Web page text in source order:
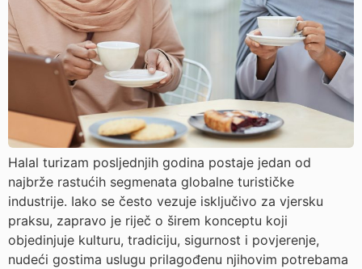
Halal turizam posljednjih godina postaje jedan od
najbrže rastućih segmenata globalne turističke
industrije. Iako se često vezuje isključivo za vjersku
praksu, zapravo je riječ o širem konceptu koji
objedinjuje kulturu, tradiciju, sigurnost i povjerenje,
nudeći gostima uslugu prilagođenu njihovim potrebama